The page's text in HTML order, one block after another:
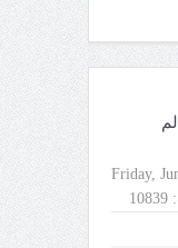
Friday,
10839